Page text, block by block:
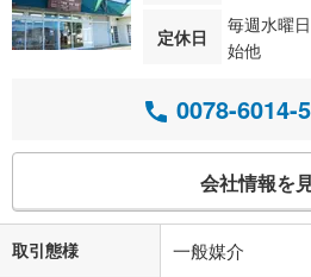
定休日
毎週水曜
始他
0078-6014-
会社情報を
取引態様 一般媒介